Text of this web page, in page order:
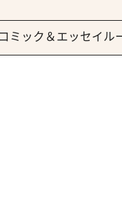
コミック＆エッセイル